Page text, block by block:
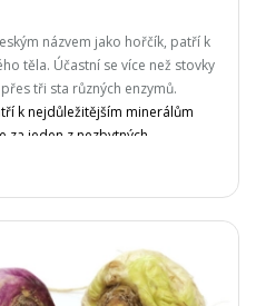
názvem jako hořčík, patří k
těla. Účastní se více než stovky
tři sta různých enzymů.
k nejdůležitějším minerálům
za jeden z nezbytných
jelikož se účastní několika